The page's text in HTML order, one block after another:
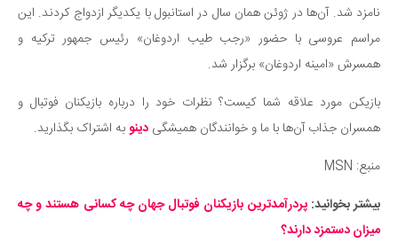
نامزد شد. آن‌ها در ژوئن همان سال در استانبول با یکدیگر ازدواج کردند. این
مراسم عروسی با حضور «رجب طیب اردوغان» رئیس جمهور ترکیه و
همسرش «امینه اردوغان» برگزار شد.
بازیکن مورد علاقه شما کیست؟ نظرات خود را درباره بازیکنان فوتبال و
همسران جذاب آن‌ها با ما و خوانندگان همیشگی دینوبه اشتراک بگذارید.
منبع: MSN
بیشتر بخوانید:پردرآمدترین بازیکنان فوتبال جهان چه کسانی هستند و چه
میزان دستمزد دارند؟